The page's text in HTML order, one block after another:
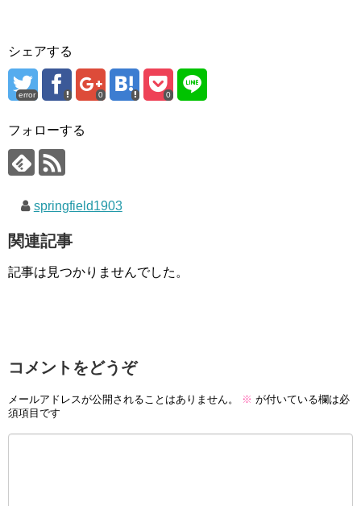
シェアする
error 0 0
フォローする
springfield1903
関連記事
記事は見つかりませんでした。
コメントをどうぞ
メールアドレスが公開されることはありません。 ※ が付いている欄は必
須項目です